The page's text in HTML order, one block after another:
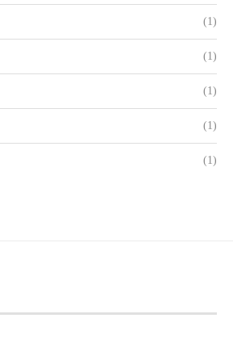
(1)
(1)
(1)
(1)
(1)